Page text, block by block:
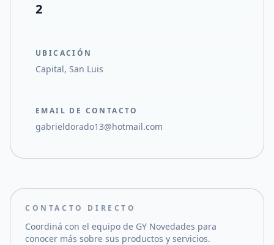
2
UBICACIÓN
Capital, San Luis
EMAIL DE CONTACTO
gabrieldorado13@hotmail.com
CONTACTO DIRECTO
Coordiná con el equipo de GY Novedades para
conocer más sobre sus productos y servicios.